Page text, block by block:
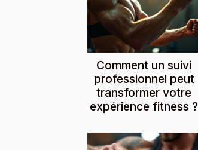
Comment un suivi
professionnel peut
transformer votre
expérience fitness ?